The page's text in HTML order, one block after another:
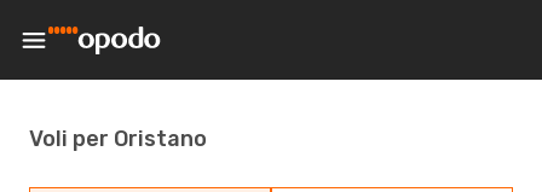
Voli per Oristano